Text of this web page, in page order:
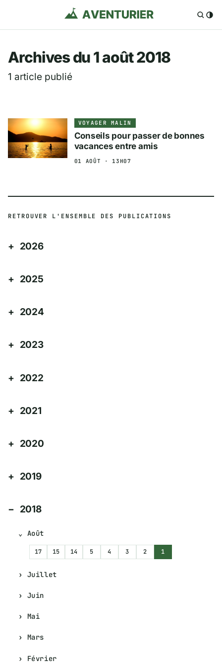
Aventurier.fr —
Archives du 1 août 2018
1 article publié
VOYAGER MALIN
Conseils pour passer de bonnes
vacances entre amis
01 AOÛT · 13H07
RETROUVER L'ENSEMBLE DES PUBLICATIONS
2026
2025
2024
2023
2022
2021
2020
2019
2018
Août
17 15 14 5 4 3 2 1
Juillet
Juin
Mai
Mars
Février